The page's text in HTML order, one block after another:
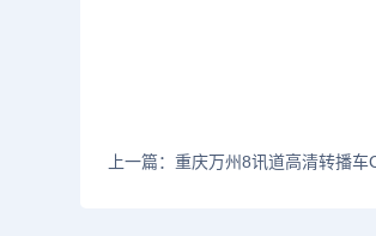
上一篇：重庆万州8讯道高清转播车